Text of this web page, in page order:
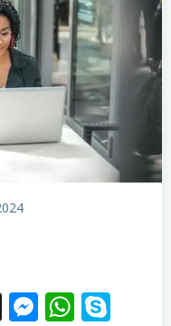
Snapchat